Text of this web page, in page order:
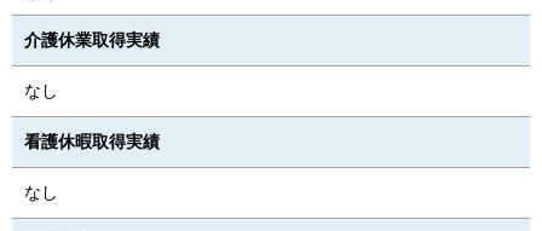
介護休業取得実績
なし
看護休暇取得実績
なし